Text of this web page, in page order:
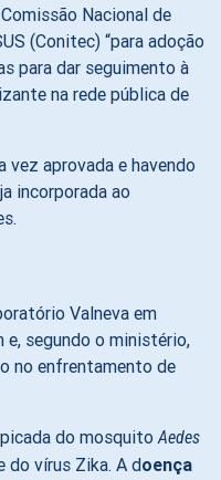
Nacional de
(Conitec) “para adoção
para dar seguimento à
na rede pública de
vez aprovada e havendo
incorporada ao
Valneva em
segundo o ministério,
no enfrentamento de
do mosquitoAedes
do vírus Zika. A doença